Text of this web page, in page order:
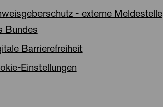
- externe Meldestelle
Bundes
Barrierefreiheit
Einstellungen